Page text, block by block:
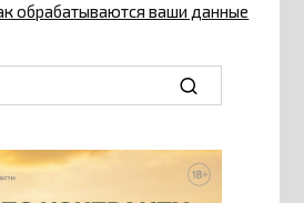
обрабатываются ваши данные